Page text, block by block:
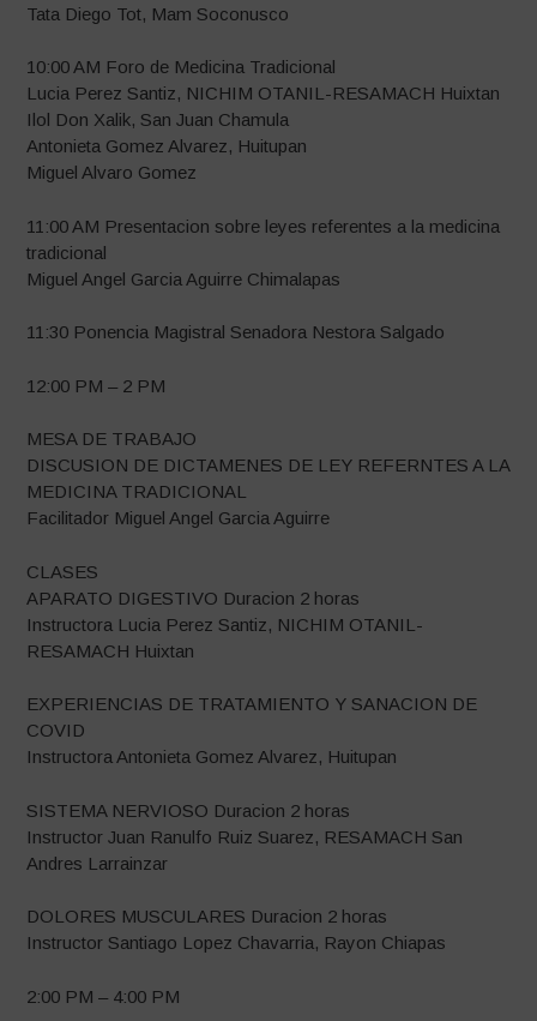
Tata Diego Tot, Mam Soconusco
10:00 AM Foro de Medicina Tradicional
Lucia Perez Santiz, NICHIM OTANIL-RESAMACH Huixtan
Ilol Don Xalik, San Juan Chamula
Antonieta Gomez Alvarez, Huitupan
Miguel Alvaro Gomez
11:00 AM Presentacion sobre leyes referentes a la medicina
tradicional
Miguel Angel Garcia Aguirre Chimalapas
11:30 Ponencia Magistral Senadora Nestora Salgado
12:00 PM – 2 PM
MESA DE TRABAJO
DISCUSION DE DICTAMENES DE LEY REFERNTES A LA
MEDICINA TRADICIONAL
Facilitador Miguel Angel Garcia Aguirre
CLASES
APARATO DIGESTIVO Duracion 2 horas
Instructora Lucia Perez Santiz, NICHIM OTANIL-
RESAMACH Huixtan
EXPERIENCIAS DE TRATAMIENTO Y SANACION DE
COVID
Instructora Antonieta Gomez Alvarez, Huitupan
SISTEMA NERVIOSO Duracion 2 horas
Instructor Juan Ranulfo Ruiz Suarez, RESAMACH San
Andres Larrainzar
DOLORES MUSCULARES Duracion 2 horas
Instructor Santiago Lopez Chavarria, Rayon Chiapas
2:00 PM – 4:00 PM